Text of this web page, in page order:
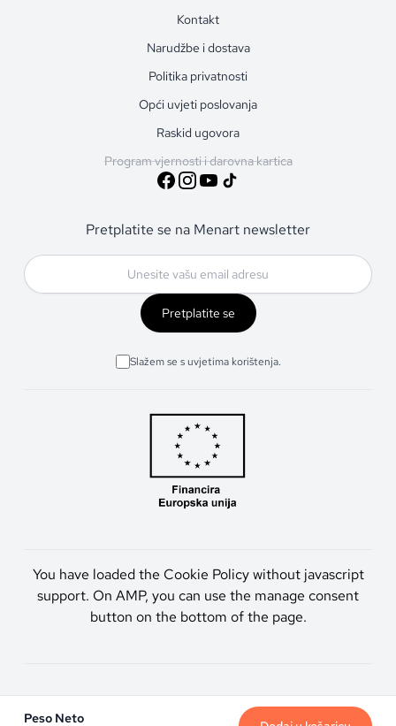
Peso Neto
Kontakt
Narudžbe i dostava
Politika privatnosti
Opći uvjeti poslovanja
Raskid ugovora
Program vjernosti i darovna kartica
Pretplatite se na Menart newsletter
Pretplatite se
Slažem se s uvjetima korištenja.
You have loaded the Cookie Policy without javascript
support. On AMP, you can use the manage consent
button on the bottom of the page.
Artmen d.o.o. © 2026. Sva prava pridržana.